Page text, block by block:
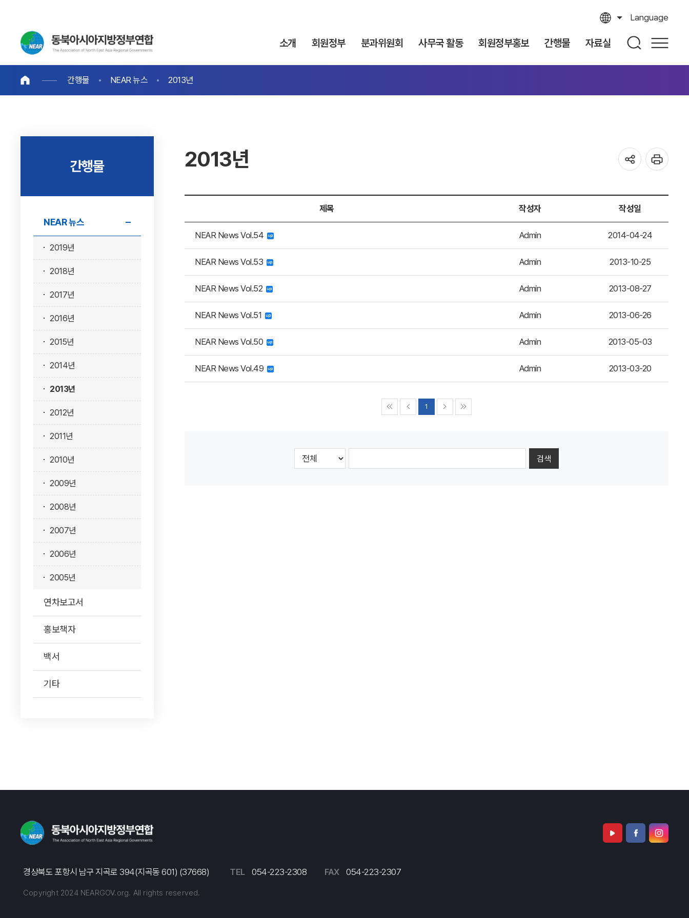
Language
소개 회원정부 분과위원회 사무국 활동 회원정부홍보 간행물 자료실
간행물 NEAR 뉴스 2013년
간행물
NEAR 뉴스
2019년
2018년
2017년
2016년
2015년
2014년
2013년
2012년
2011년
2010년
2009년
2008년
2007년
2006년
2005년
연차보고서
홍보책자
백서
기타
2013년
제목 작성자 작성일
NEAR News Vol.54 Admin 2014-04-24
NEAR News Vol.53 Admin 2013-10-25
NEAR News Vol.52 Admin 2013-08-27
NEAR News Vol.51 Admin 2013-06-26
NEAR News Vol.50 Admin 2013-05-03
NEAR News Vol.49 Admin 2013-03-20
1
검색
경상북도 포항시 남구 지곡로 394(지곡동 601) (37668) TEL 054-223-2308 FAX 054-223-2307
Copyright 2024 NEARGOV.org. All rights reserved.